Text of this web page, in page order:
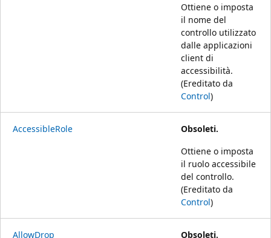
Ottiene o imposta
il nome del
controllo utilizzato
dalle applicazioni
client di
accessibilità.
(Ereditato da
Control)
AccessibleRole
Obsoleti.
Ottiene o imposta
il ruolo accessibile
del controllo.
(Ereditato da
Control)
AllowDrop
Obsoleti.